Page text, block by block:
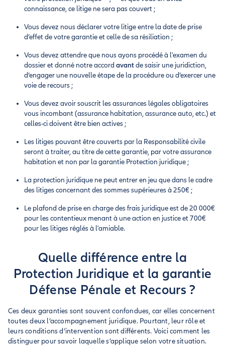
connaissance, ce litige ne sera pas couvert ;
Vous devez nous déclarer votre litige entre la date de prise
d’effet de votre garantie et celle de sa résiliation ;
Vous devez attendre que nous ayons procédé à l'examen du
dossier et donné notre accord avantde saisir une juridiction,
d’engager une nouvelle étape de la procédure ou d’exercer une
voie de recours ;
Vous devez avoir souscrit les assurances légales obligatoires
vous incombant (assurance habitation, assurance auto, etc.) et
celles-ci doivent être bien actives ;
Les litiges pouvant être couverts par la Responsabilité civile
seront à traiter, au titre de cette garantie, par votre assurance
habitation et non par la garantie Protection juridique ;
La protection juridique ne peut entrer en jeu que dans le cadre
des litiges concernant des sommes supérieures à 250€ ;
Le plafond de prise en charge des frais juridique est de 20 000€
pour les contentieux menant à une action en justice et 700€
pour les litiges réglés à l'amiable.
Quelle différence entre la
Protection Juridique et la garantie
Défense Pénale et Recours ?
Ces deux garanties sont souvent confondues, car elles concernent
toutes deux l’accompagnement juridique. Pourtant, leur rôle et
leurs conditions d’intervention sont différents. Voici comment les
distinguer pour savoir laquelle s’applique selon votre situation.